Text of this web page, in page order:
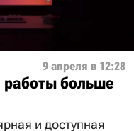
9 апреля в 12:28
работы больше
и доступная